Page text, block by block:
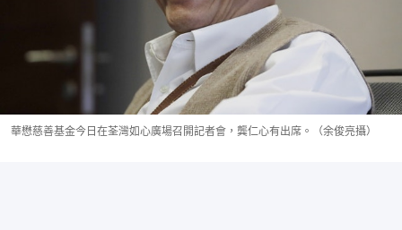
華懋慈善基金今日在荃灣如心廣場召開記者會，龔仁心有出席。（余俊亮攝）